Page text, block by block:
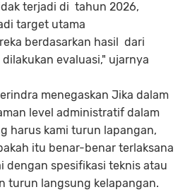
terjadi di tahun 2026,
target utama
berdasarkan hasil dari
evaluasi," ujarnya
menegaskan Jika dalam
level administratif dalam
harus kami turun lapangan,
itu benar-benar terlaksana
dengan spesifikasi teknis atau
turun langsung kelapangan.